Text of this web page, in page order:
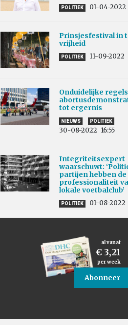
POLITIEK 01-04-2022
Prinsjesfestival in
vrijheid
POLITIEK 11-09-2022
Onduidelijke
tot ergernis
NIEUWS POLITIEK
30-08-2022 16:55
Integriteitsexpert
waarschuwt:
partijen hebben de
professionaliteit
lokale voetbalclub’
POLITIEK 01-08-2022
al vanaf
€ 3,21
per week
Abonneer